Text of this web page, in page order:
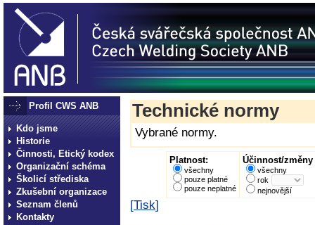
Profil CWS ANB
Kdo jsme
Historie
Činnosti, Etický kodex
Organizační schéma
Školicí střediska
Zkušební organizace
Seznam členů
Kontakty
Technické normy
Vybrané normy.
Platnost:
všechny
pouze platné
pouze neplatné
Účinnost/změny
všechny
rok
nejnovější
[Tisk]